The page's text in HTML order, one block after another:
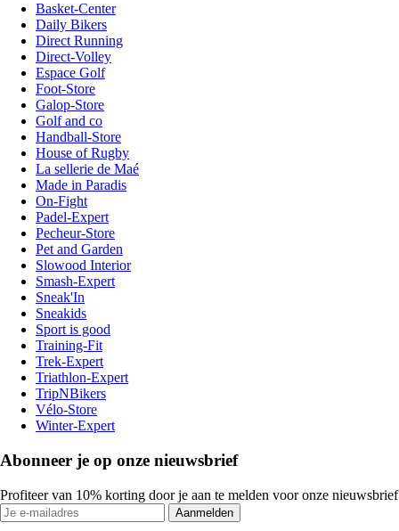
Basket-Center
Daily Bikers
Direct Running
Direct-Volley
Espace Golf
Foot-Store
Galop-Store
Golf and co
Handball-Store
House of Rugby
La sellerie de Maé
Made in Paradis
On-Fight
Padel-Expert
Pecheur-Store
Pet and Garden
Slowood Interior
Smash-Expert
Sneak'In
Sneakids
Sport is good
Training-Fit
Trek-Expert
Triathlon-Expert
TripNBikers
Vélo-Store
Winter-Expert
Abonneer je op onze nieuwsbrief
Profiteer van 10% korting door je aan te melden voor onze nieuwsbrief
Aanmelden